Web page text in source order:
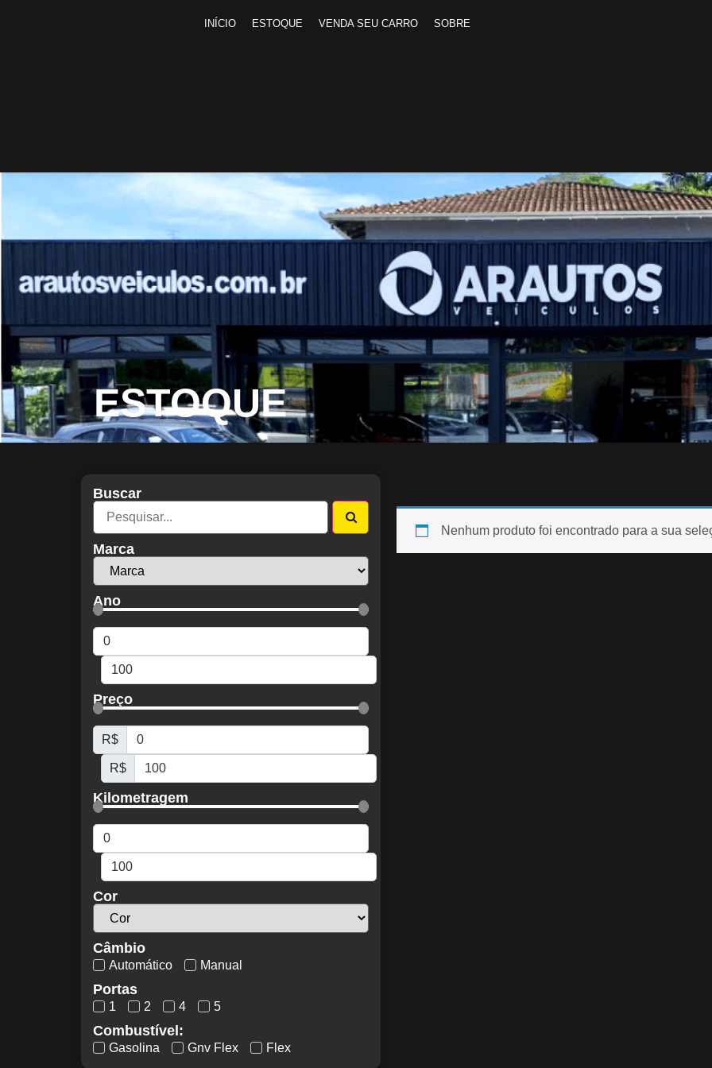
INÍCIO ESTOQUE VENDA SEU CARRO SOBRE
ESTOQUE
Buscar
Marca
Ano
Preço
R$
R$
Kilometragem
Cor
Câmbio
Automático Manual
Portas
1 2 4 5
Combustível:
Gasolina Gnv Flex Flex
Nenhum produto foi encontrado para a sua